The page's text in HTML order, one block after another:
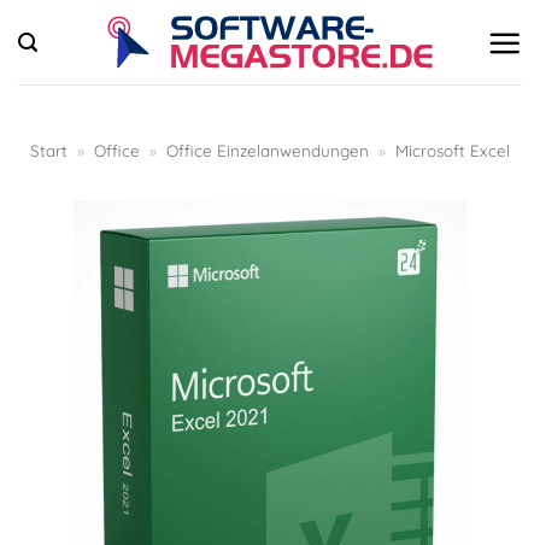
Inhalt
springen
Start » Office » Office Einzelanwendungen » Microsoft Excel